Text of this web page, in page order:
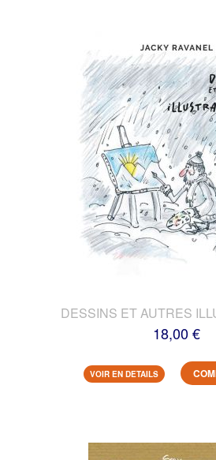
DESSINS ET AUTRES
18,00 €
VOIR EN DETAILS